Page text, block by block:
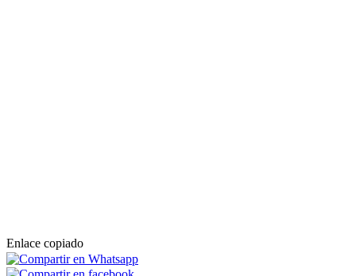
Enlace copiado